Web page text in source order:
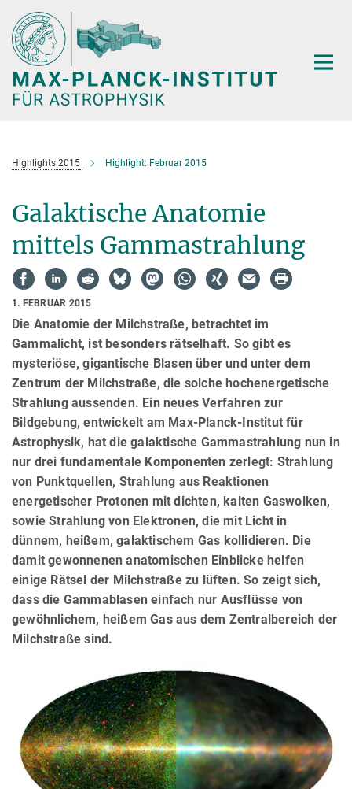
Hauptinhalt
Highlights 2015 Highlight: Februar 2015
Galaktische Anatomie
mittels Gammastrahlung
1. FEBRUAR 2015
Die Anatomie der Milchstraße, betrachtet im
Gammalicht, ist besonders rätselhaft. So gibt es
mysteriöse, gigantische Blasen über und unter dem
Zentrum der Milchstraße, die solche hochenergetische
Strahlung aussenden. Ein neues Verfahren zur
Bildgebung, entwickelt am Max-Planck-Institut für
Astrophysik, hat die galaktische Gammastrahlung nun in
nur drei fundamentale Komponenten zerlegt: Strahlung
von Punktquellen, Strahlung aus Reaktionen
energetischer Protonen mit dichten, kalten Gaswolken,
sowie Strahlung von Elektronen, die mit Licht in
dünnem, heißem, galaktischem Gas kollidieren. Die
damit gewonnenen anatomischen Einblicke helfen
einige Rätsel der Milchstraße zu lüften. So zeigt sich,
dass die Gammablasen einfach nur Ausflüsse von
gewöhnlichem, heißem Gas aus dem Zentralbereich der
Milchstraße sind.